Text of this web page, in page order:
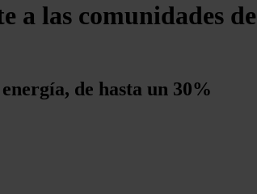
a las comunidades de
de hasta un 30%